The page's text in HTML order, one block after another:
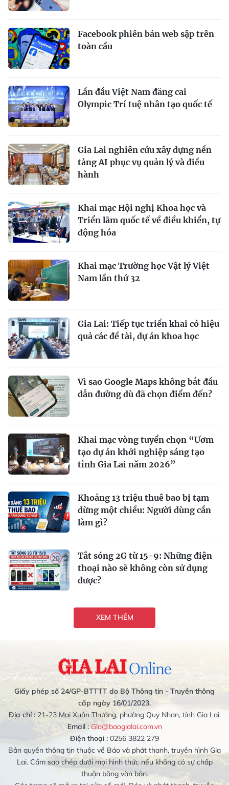
Facebook phiên bản web sập trên
toàn cầu
Lần đầu Việt Nam đăng cai
Olympic Trí tuệ nhân tạo quốc tế
Gia Lai nghiên cứu xây dựng nền
tảng AI phục vụ quản lý và điều
hành
Khai mạc Hội nghị Khoa học và
Triển lãm quốc tế về điều khiển, tự
động hóa
Khai mạc Trường học Vật lý Việt
Nam lần thứ 32
Gia Lai: Tiếp tục triển khai có hiệu
quả các đề tài, dự án khoa học
Vì sao Google Maps không bắt đầu
dẫn đường dù đã chọn điểm đến?
Khai mạc vòng tuyển chọn “Ươm
tạo dự án khởi nghiệp sáng tạo
tỉnh Gia Lai năm 2026”
Khoảng 13 triệu thuê bao bị tạm
dừng một chiều: Người dùng cần
làm gì?
Tắt sóng 2G từ 15-9: Những điện
thoại nào sẽ không còn sử dụng
được?
XEM THÊM
Giấy phép số 24/GP-BTTTT do Bộ Thông tin - Truyền thông
cấp ngày 16/01/2023.
Địa chỉ :21-23 Mai Xuân Thưởng, phường Quy Nhơn, tỉnh Gia Lai.
Email : Glo@baogialai.com.vn
Điện thoại : 0256 3822 279
Bản quyền thông tin thuộc về Báo và phát thanh, truyền hình Gia
Lai. Cấm sao chép dưới mọi hình thức nếu không có sự chấp
thuận bằng văn bản.